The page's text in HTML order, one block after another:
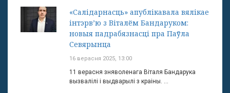
«Салідарнасць» апублікавала вялікае
інтэрв’ю з Віталём Бандаруком:
новыя падрабязнасці пра Паўла
Севярынца
16 верасня 2025, 13:00
11 верасня зняволенага Віталя Бандарука
вызвалілі і выдварылі з краіны. ...